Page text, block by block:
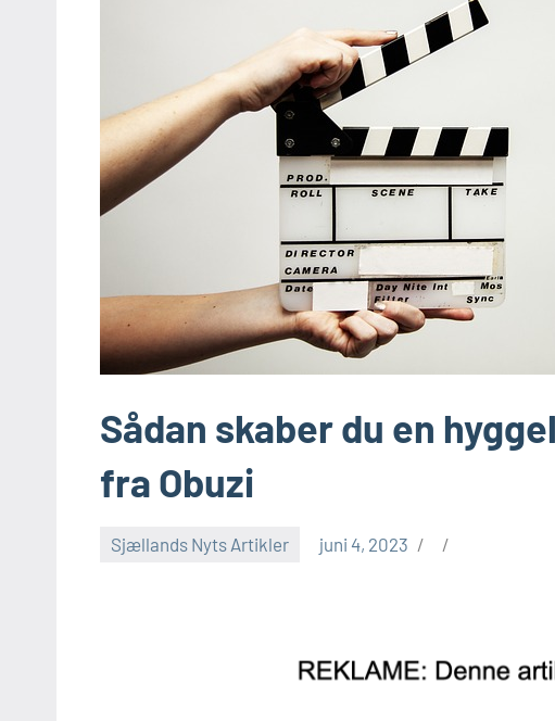
Sådan skaber du en
fra Obuzi
Sjællands Nyts Artikler juni 4, 2023